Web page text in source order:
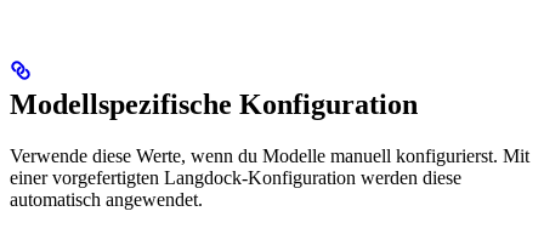
Modellspezifische Konfiguration
Verwende diese Werte, wenn du Modelle manuell konfigurierst. Mit
einer vorgefertigten Langdock-Konfiguration werden diese
automatisch angewendet.